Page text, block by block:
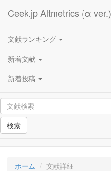
Ceek.jp Altmetrics (α ver.)
文献ランキング
新着文献
新着投稿
検索
ホーム 文献詳細